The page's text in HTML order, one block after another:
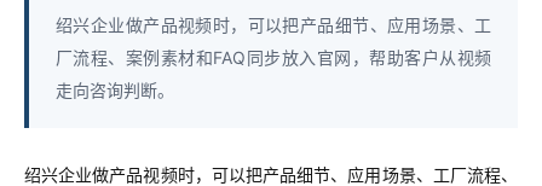
绍兴企业做产品视频时，可以把产品细节、应用场景、工
厂流程、案例素材和FAQ同步放入官网，帮助客户从视频
走向咨询判断。
绍兴企业做产品视频时，可以把产品细节、应用场景、工厂流程、